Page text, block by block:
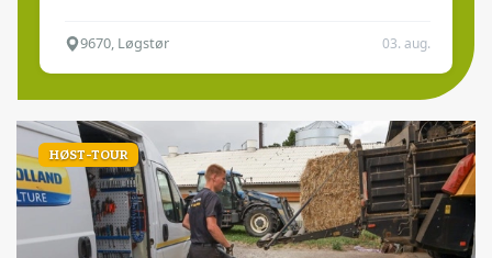
9670, Løgstør 03. aug.
HØST-TOUR